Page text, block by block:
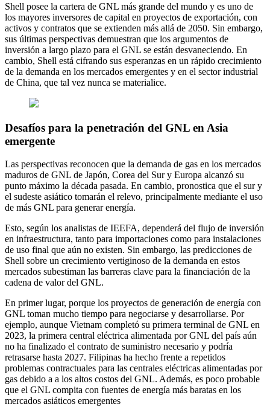
Shell posee la cartera de GNL más grande del mundo y es uno de
los mayores inversores de capital en proyectos de exportación, con
activos y contratos que se extienden más allá de 2050. Sin embargo,
sus últimas perspectivas demuestran que los argumentos de
inversión a largo plazo para el GNL se están desvaneciendo. En
cambio, Shell está cifrando sus esperanzas en un rápido crecimiento
de la demanda en los mercados emergentes y en el sector industrial
de China, que tal vez nunca se materialice.
Desafíos para la penetración del GNL en Asia
emergente
Las perspectivas reconocen que la demanda de gas en los mercados
maduros de GNL de Japón, Corea del Sur y Europa alcanzó su
punto máximo la década pasada. En cambio, pronostica que el sur y
el sudeste asiático tomarán el relevo, principalmente mediante el uso
de más GNL para generar energía.
Esto, según los analistas de IEEFA, dependerá del flujo de inversión
en infraestructura, tanto para importaciones como para instalaciones
de uso final que aún no existen. Sin embargo, las predicciones de
Shell sobre un crecimiento vertiginoso de la demanda en estos
mercados subestiman las barreras clave para la financiación de la
cadena de valor del GNL.
En primer lugar, porque los proyectos de generación de energía con
GNL toman mucho tiempo para negociarse y desarrollarse. Por
ejemplo, aunque Vietnam completó su primera terminal de GNL en
2023, la primera central eléctrica alimentada por GNL del país aún
no ha finalizado el contrato de suministro necesario y podría
retrasarse hasta 2027. Filipinas ha hecho frente a repetidos
problemas contractuales para las centrales eléctricas alimentadas por
gas debido a a los altos costos del GNL. Además, es poco probable
que el GNL compita con fuentes de energía más baratas en los
mercados asiáticos emergentes